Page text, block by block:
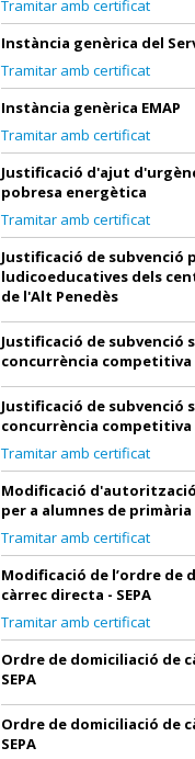
Tramitar amb certificat
Instància genèrica del
Tramitar amb certificat
Instància genèrica EMAP
Tramitar amb certificat
Justificació d'ajut
pobresa energètica
Tramitar amb certificat
Justificació de subvenció
ludicoeducatives dels
de l'Alt Penedès
Justificació de subvenció
concurrència competitiva
Justificació de subvenció
concurrència competitiva
Tramitar amb certificat
Modificació
per a alumnes de primària
Tramitar amb certificat
Modificació de l’ordre de
càrrec directa - SEPA
Tramitar amb certificat
Ordre de domiciliació de
SEPA
Ordre de domiciliació de
SEPA